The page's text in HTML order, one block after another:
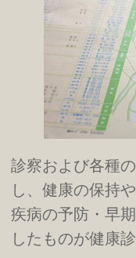
診察および各種
し、健康の保持
疾病の予防・早
したものが健康診